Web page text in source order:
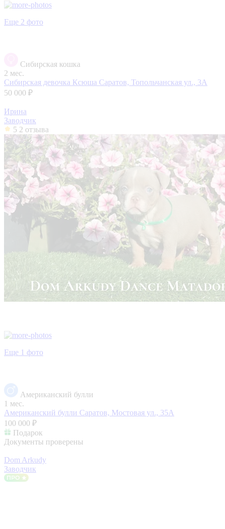
Еще 2 фото
Сибирская кошка
2 мес.
Сибирская девочка Ксюша Саратов, Топольчанская ул., 3А
50 000 ₽
Ирина
Заводчик
5 2 отзыва
Еще 1 фото
Американский булли
1 мес.
Американский булли Саратов, Мостовая ул., 35А
100 000 ₽
Подарок
Документы проверены
Dom Arkudy
Заводчик